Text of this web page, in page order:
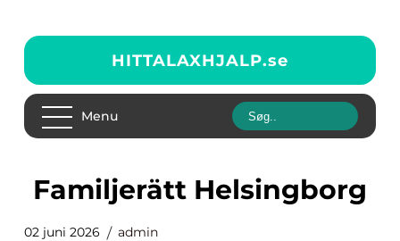
HITTALAXHJALP.se
Menu
Familjerätt Helsingborg
02 juni 2026 admin